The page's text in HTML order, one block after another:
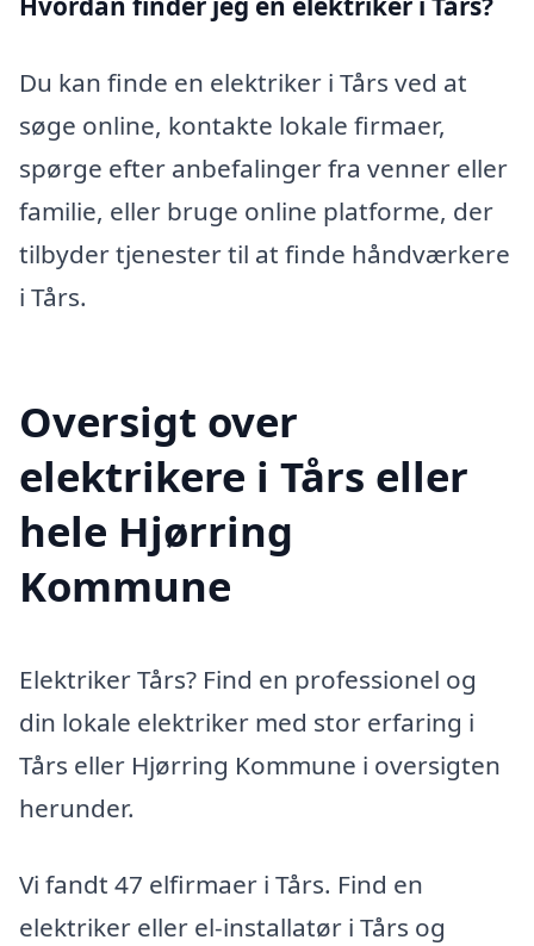
Du kan finde en elektriker i Tårs ved at
søge online, kontakte lokale firmaer,
spørge efter anbefalinger fra venner eller
familie, eller bruge online platforme, der
tilbyder tjenester til at finde håndværkere
i Tårs.
Oversigt over
elektrikere i Tårs eller
hele Hjørring
Kommune
Elektriker Tårs? Find en professionel og
din lokale elektriker med stor erfaring i
Tårs eller Hjørring Kommune i oversigten
herunder.
Vi fandt 47 elfirmaer i Tårs. Find en
elektriker eller el-installatør i Tårs og